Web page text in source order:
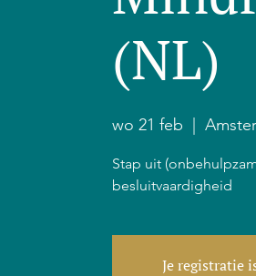
(NL)
wo 21 feb
Stap uit
besluitvaardigheid
Je registratie